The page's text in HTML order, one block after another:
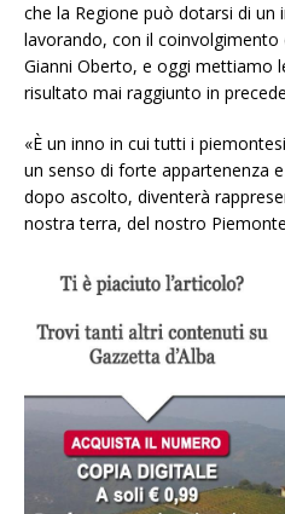
che la Regione può dotarsi di un
lavorando, con il
Gianni Oberto, e oggi mettiamo
risultato mai raggiunto in
«È un inno in cui tutti i
un senso di forte appartenenza
dopo ascolto, diventerà
nostra terra, del nostro